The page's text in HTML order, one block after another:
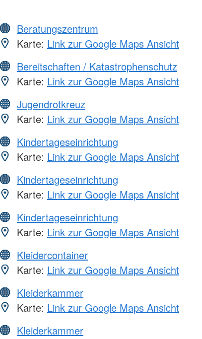
Beratungszentrum
Karte: Link zur Google Maps Ansicht
Bereitschaften / Katastrophenschutz
Karte: Link zur Google Maps Ansicht
Jugendrotkreuz
Karte: Link zur Google Maps Ansicht
Kindertageseinrichtung
Karte: Link zur Google Maps Ansicht
Kindertageseinrichtung
Karte: Link zur Google Maps Ansicht
Kindertageseinrichtung
Karte: Link zur Google Maps Ansicht
Kleidercontainer
Karte: Link zur Google Maps Ansicht
Kleiderkammer
Karte: Link zur Google Maps Ansicht
Kleiderkammer